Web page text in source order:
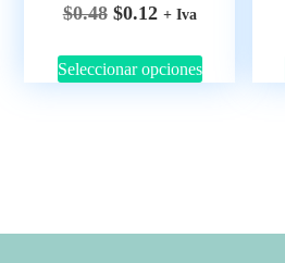
$0.48 $0.12 + Iva
Seleccionar opciones